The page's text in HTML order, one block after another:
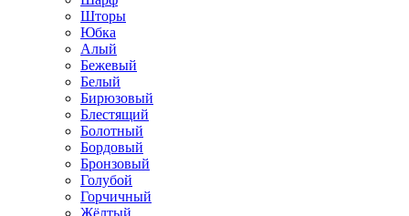
Шторы
Юбка
Алый
Бежевый
Белый
Бирюзовый
Блестящий
Болотный
Бордовый
Бронзовый
Голубой
Горчичный
Жёлтый